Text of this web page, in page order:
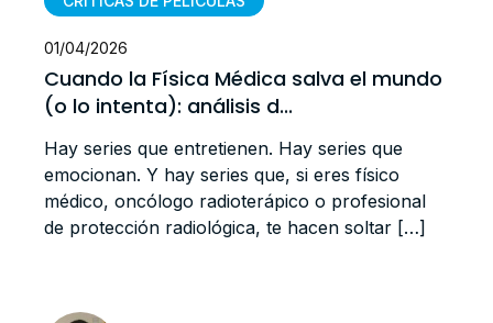
01/04/2026
Cuando la Física Médica salva el mundo
(o lo intenta): análisis d...
Hay series que entretienen. Hay series que
emocionan. Y hay series que, si eres físico
médico, oncólogo radioterápico o profesional
de protección radiológica, te hacen soltar […]